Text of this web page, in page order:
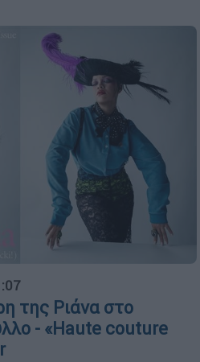
της Ριάνα στο
- «Haute couture